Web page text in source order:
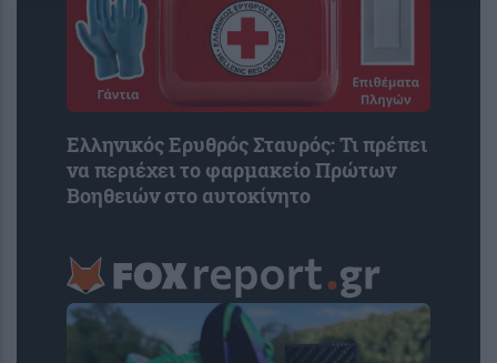
Ελληνικός Ερυθρός Σταυρός: Τι πρέπει
να περιέχει το φαρμακείο Πρώτων
Βοηθειών στο αυτοκίνητο